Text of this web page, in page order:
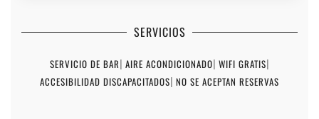
SERVICIOS
SERVICIO DE BAR| AIRE ACONDICIONADO| WIFI GRATIS|
ACCESIBILIDAD DISCAPACITADOS| NO SE ACEPTAN RESERVAS